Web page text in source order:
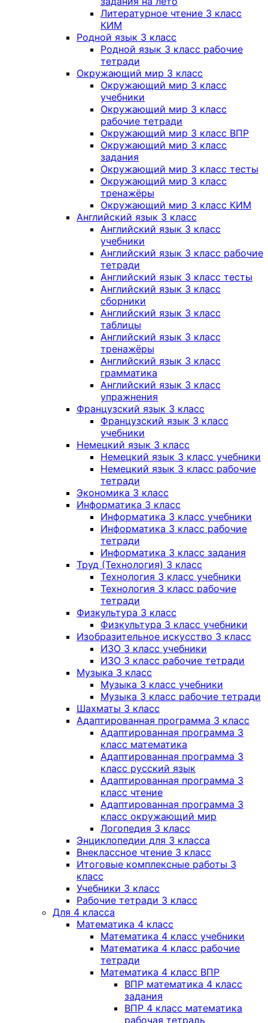
Литературное чтение 3 класс
КИМ
Родной язык 3 класс
Родной язык 3 класс рабочие
тетради
Окружающий мир 3 класс
Окружающий мир 3 класс
учебники
Окружающий мир 3 класс
рабочие тетради
Окружающий мир 3 класс ВПР
Окружающий мир 3 класс
задания
Окружающий мир 3 класс тесты
Окружающий мир 3 класс
тренажёры
Окружающий мир 3 класс КИМ
Английский язык 3 класс
Английский язык 3 класс
учебники
Английский язык 3 класс рабочие
тетради
Английский язык 3 класс тесты
Английский язык 3 класс
сборники
Английский язык 3 класс
таблицы
Английский язык 3 класс
тренажёры
Английский язык 3 класс
грамматика
Английский язык 3 класс
упражнения
Французский язык 3 класс
Французский язык 3 класс
учебники
Немецкий язык 3 класс
Немецкий язык 3 класс учебники
Немецкий язык 3 класс рабочие
тетради
Экономика 3 класс
Информатика 3 класс
Информатика 3 класс учебники
Информатика 3 класс рабочие
тетради
Информатика 3 класс задания
Труд (Технология) 3 класс
Технология 3 класс учебники
Технология 3 класс рабочие
тетради
Физкультура 3 класс
Физкультура 3 класс учебники
Изобразительное искусство 3 класс
ИЗО 3 класс учебники
ИЗО 3 класс рабочие тетради
Музыка 3 класс
Музыка 3 класс учебники
Музыка 3 класс рабочие тетради
Шахматы 3 класс
Адаптированная программа 3 класс
Адаптированная программа 3
класс математика
Адаптированная программа 3
класс русский язык
Адаптированная программа 3
класс чтение
Адаптированная программа 3
класс окружающий мир
Логопедия 3 класс
Энциклопедии для 3 класса
Внеклассное чтение 3 класс
Итоговые комплексные работы 3
класс
Учебники 3 класс
Рабочие тетради 3 класс
Для 4 класса
Математика 4 класс
Математика 4 класс учебники
Математика 4 класс рабочие
тетради
Математика 4 класс ВПР
ВПР математика 4 класс
задания
ВПР 4 класс математика
рабочая тетрадь